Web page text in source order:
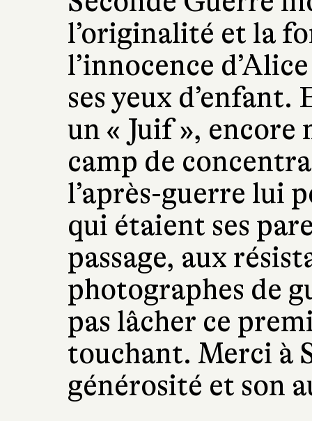
l’originalité et la
l’innocence
ses yeux d’enfant.
un « Juif »,
camp de
l’après-guerre lui
qui étaient ses
passage, aux
photographes de
pas lâcher ce
touchant. Merci à
générosité et son